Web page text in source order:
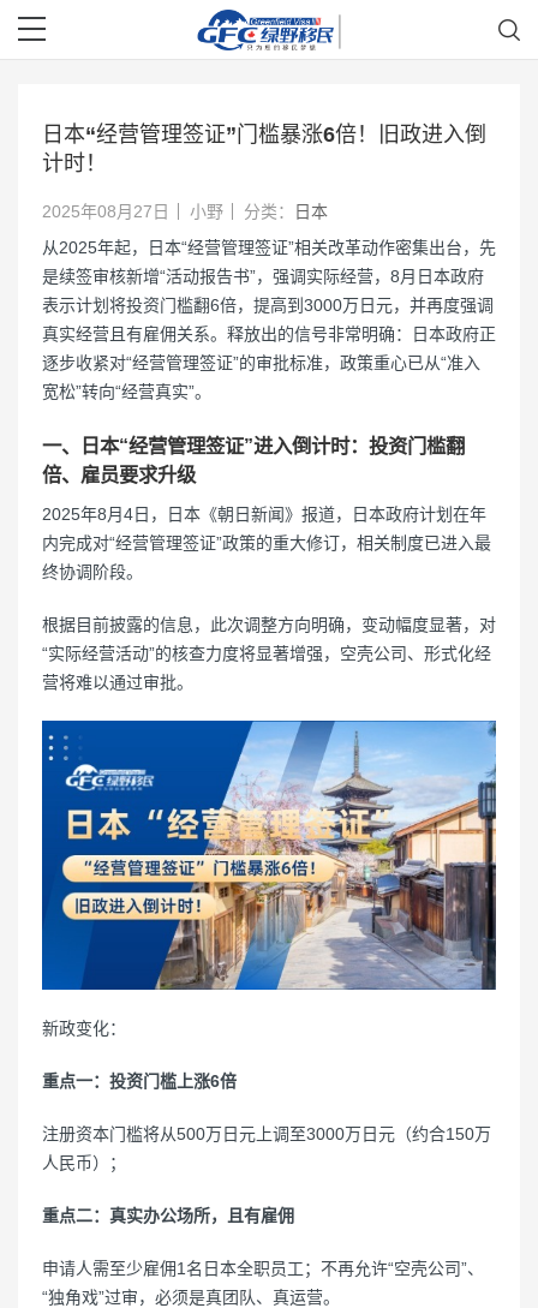
日本“经营管理签证”门槛暴涨6倍！旧政进入倒
计时！
2025年08月27日 小野 分类：
日本
从2025年起，日本“经营管理签证”相关改革动作密集出台，先
是续签审核新增“活动报告书”，强调实际经营，8月日本政府
表示计划将投资门槛翻6倍，提高到3000万日元，并再度强调
真实经营且有雇佣关系。释放出的信号非常明确：日本政府正
逐步收紧对“经营管理签证”的审批标准，政策重心已从“准入
宽松”转向“经营真实”。
一、日本“经营管理签证”进入倒计时：投资门槛翻
倍、雇员要求升级
2025年8月4日，日本《朝日新闻》报道，日本政府计划在年
内完成对“经营管理签证”政策的重大修订，相关制度已进入最
终协调阶段。
根据目前披露的信息，此次调整方向明确，变动幅度显著，对
“实际经营活动”的核查力度将显著增强，空壳公司、形式化经
营将难以通过审批。
新政变化：
重点一：投资门槛上涨6倍
注册资本门槛将从500万日元上调至3000万日元（约合150万
人民币）；
重点二：真实办公场所，且有雇佣
申请人需至少雇佣1名日本全职员工；不再允许“空壳公司”、
“独角戏”过审，必须是真团队、真运营。